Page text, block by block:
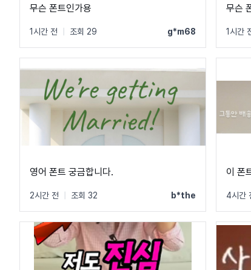
무슨 폰트인가용
1시간 전 조회 29 g*m68 1시간
영어 폰트 궁금합니다.
2시간 전 조회 32 b*the
이 폰
4시간